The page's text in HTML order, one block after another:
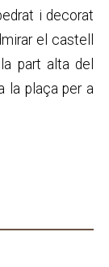
i decorat
el castell
part alta del
la plaça per a